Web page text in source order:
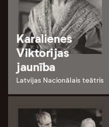
Karalienes
Viktorijas
jaunība
Latvijas Nacionālais teātris